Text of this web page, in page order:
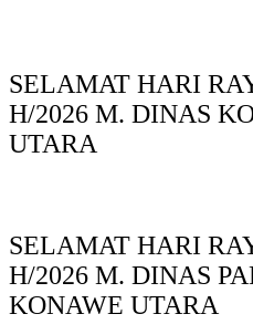
SELAMAT HARI
H/2026 M. DINAS
UTARA
SELAMAT HARI
H/2026 M. DINAS
KONAWE UTARA